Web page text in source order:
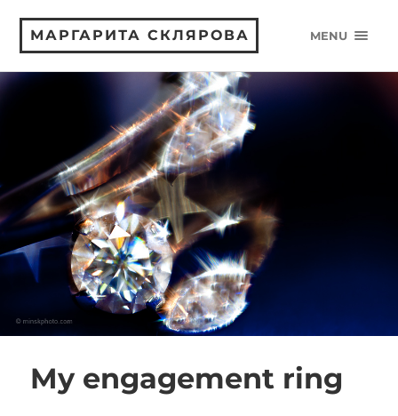
МАРГАРИТА СКЛЯРОВА MENU
My engagement ring